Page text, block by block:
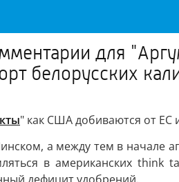
для
белорусских
" как США добиваются от ЕС
а между тем в начале
в американских